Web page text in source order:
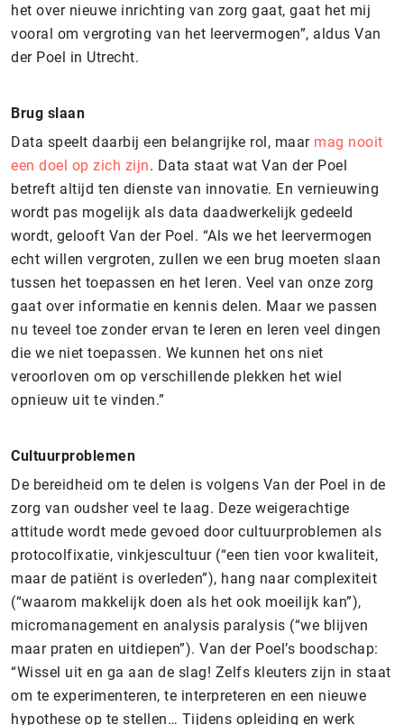
het over nieuwe inrichting van zorg gaat, gaat het mij
vooral om vergroting van het leervermogen”, aldus Van
der Poel in Utrecht.
Brug slaan
Data speelt daarbij een belangrijke rol, maarmag nooit
een doel op zich zijn. Data staat wat Van der Poel
betreft altijd ten dienste van innovatie. En vernieuwing
wordt pas mogelijk als data daadwerkelijk gedeeld
wordt, gelooft Van der Poel. “Als we het leervermogen
echt willen vergroten, zullen we een brug moeten slaan
tussen het toepassen en het leren. Veel van onze zorg
gaat over informatie en kennis delen. Maar we passen
nu teveel toe zonder ervan te leren en leren veel dingen
die we niet toepassen. We kunnen het ons niet
veroorloven om op verschillende plekken het wiel
opnieuw uit te vinden.”
Cultuurproblemen
De bereidheid om te delen is volgens Van der Poel in de
zorg van oudsher veel te laag. Deze weigerachtige
attitude wordt mede gevoed door cultuurproblemen als
protocolfixatie, vinkjescultuur (“een tien voor kwaliteit,
maar de patiënt is overleden”), hang naar complexiteit
(“waarom makkelijk doen als het ook moeilijk kan”),
micromanagement en analysis paralysis (“we blijven
maar praten en uitdiepen”). Van der Poel’s boodschap:
“Wissel uit en ga aan de slag! Zelfs kleuters zijn in staat
om te experimenteren, te interpreteren en een nieuwe
hypothese op te stellen… Tijdens opleiding en werk